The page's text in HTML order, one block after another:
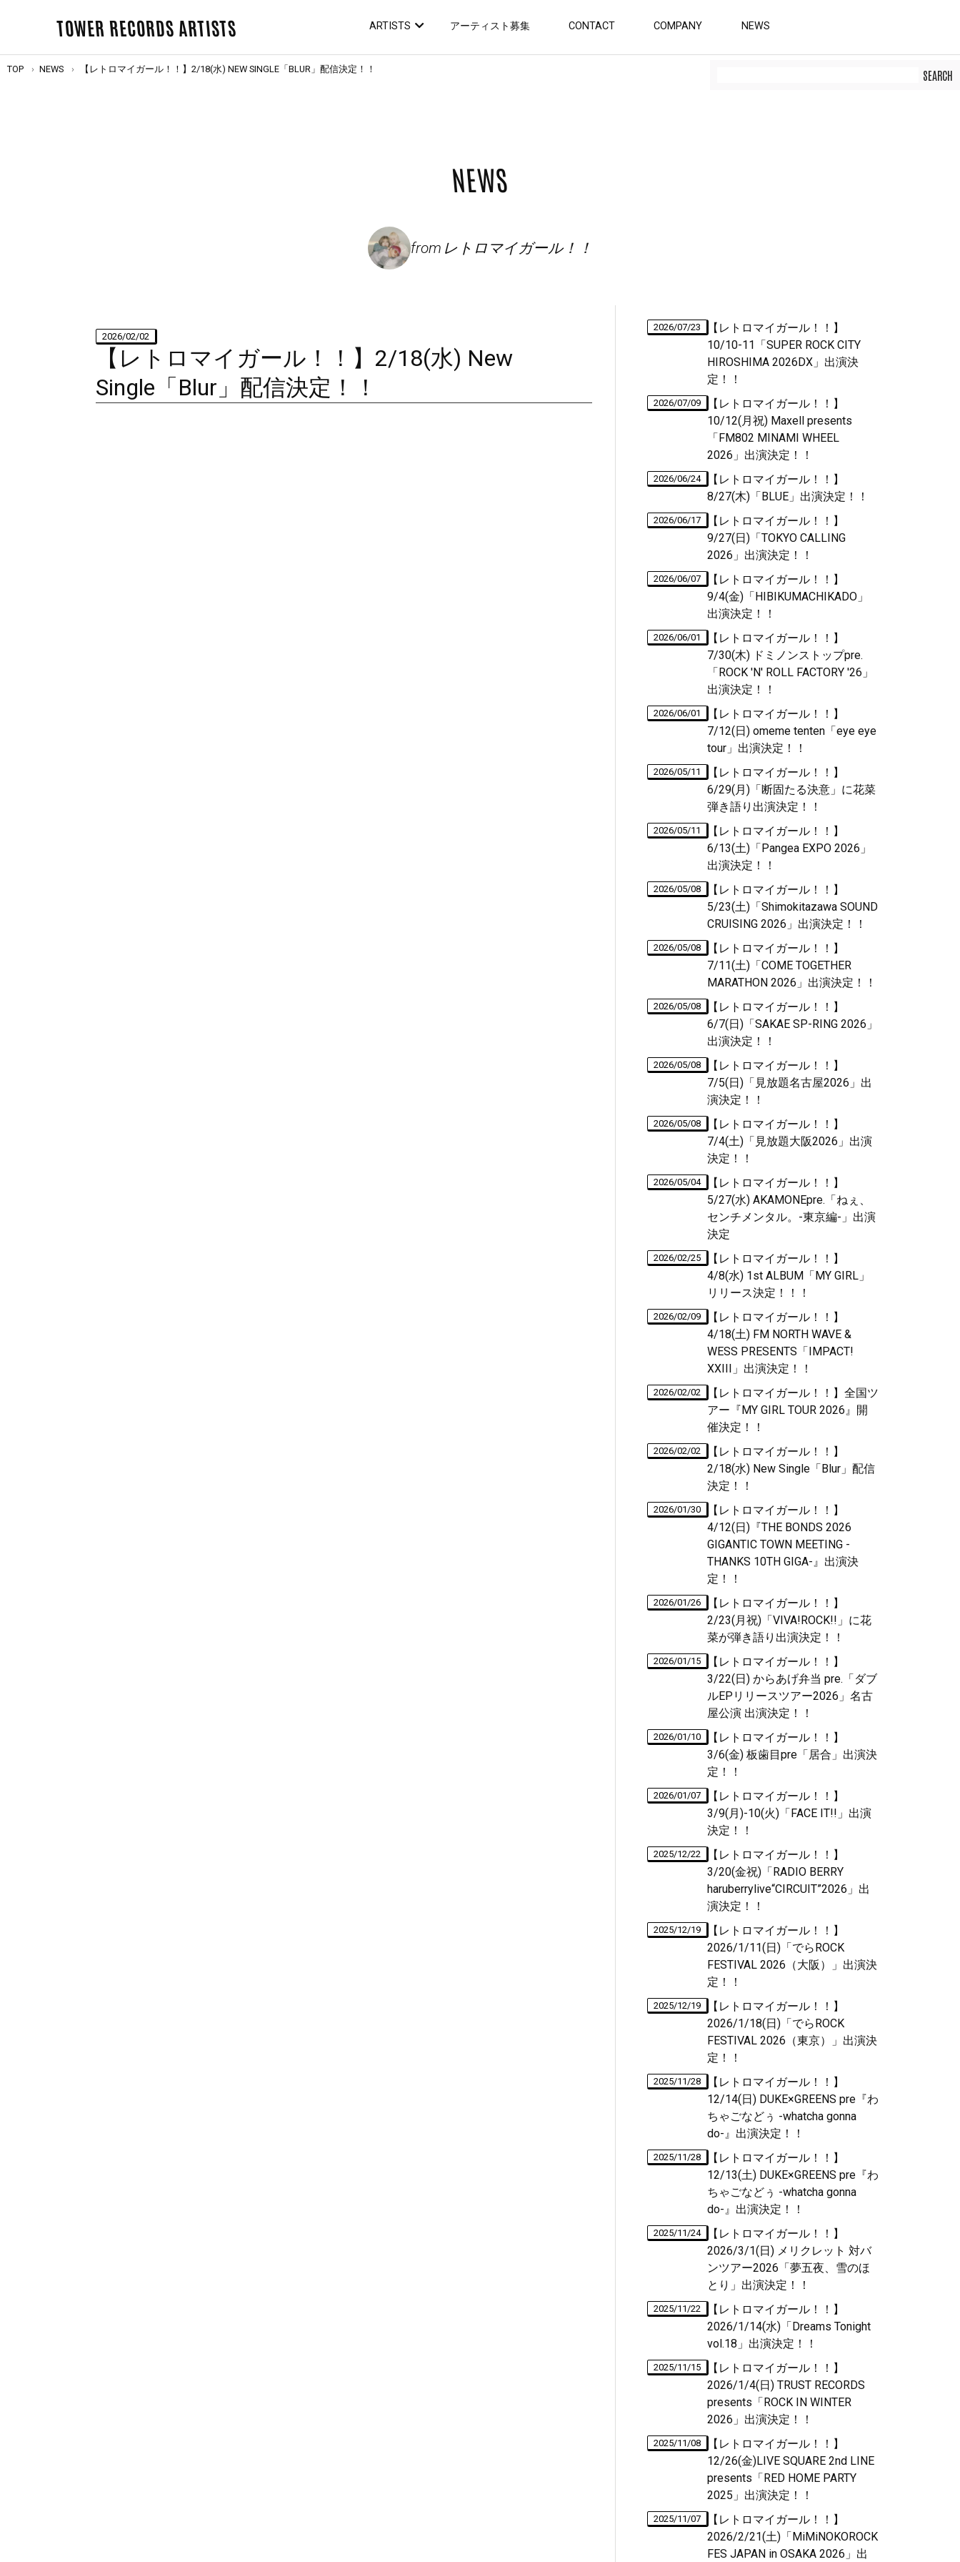
TOWER RECORDS ARTISTS ARTISTS アーティスト募集 CONTACT COMPANY NEWS
TOP NEWS 【レトロマイガール！！】2/18(水) NEW SINGLE「BLUR」配信決定！！
NEWS
from レトロマイガール！！
2026/02/02
【レトロマイガール！！】2/18(水) New
Single「Blur」配信決定！！
2026/07/23
【レトロマイガール！！】
10/10-11「SUPER ROCK CITY
HIROSHIMA 2026DX」出演決
定！！
2026/07/09
【レトロマイガール！！】
10/12(月祝) Maxell presents
「FM802 MINAMI WHEEL
2026」出演決定！！
2026/06/24
【レトロマイガール！！】
8/27(木)「BLUE」出演決定！！
2026/06/17
【レトロマイガール！！】
9/27(日)「TOKYO CALLING
2026」出演決定！！
2026/06/07
【レトロマイガール！！】
9/4(金)「HIBIKUMACHIKADO」
出演決定！！
2026/06/01
【レトロマイガール！！】
7/30(木) ドミノンストップpre.
「ROCK 'N' ROLL FACTORY '26」
出演決定！！
2026/06/01
【レトロマイガール！！】
7/12(日) omeme tenten「eye eye
tour」出演決定！！
2026/05/11
【レトロマイガール！！】
6/29(月)「断固たる決意」に花菜
弾き語り出演決定！！
2026/05/11
【レトロマイガール！！】
6/13(土)「Pangea EXPO 2026」
出演決定！！
2026/05/08
【レトロマイガール！！】
5/23(土)「Shimokitazawa SOUND
CRUISING 2026」出演決定！！
2026/05/08
【レトロマイガール！！】
7/11(土)「COME TOGETHER
MARATHON 2026」出演決定！！
2026/05/08
【レトロマイガール！！】
6/7(日)「SAKAE SP-RING 2026」
出演決定！！
2026/05/08
【レトロマイガール！！】
7/5(日)「見放題名古屋2026」出
演決定！！
2026/05/08
【レトロマイガール！！】
7/4(土)「見放題大阪2026」出演
決定！！
2026/05/04
【レトロマイガール！！】
5/27(水) AKAMONEpre.「ねぇ、
センチメンタル。-東京編-」出演
決定
2026/02/25
【レトロマイガール！！】
4/8(水) 1st ALBUM「MY GIRL」
リリース決定！！！
2026/02/09
【レトロマイガール！！】
4/18(土) FM NORTH WAVE &
WESS PRESENTS「IMPACT!
XXIII」出演決定！！
2026/02/02
【レトロマイガール！！】全国ツ
アー『MY GIRL TOUR 2026』開
催決定！！
2026/02/02
【レトロマイガール！！】
2/18(水) New Single「Blur」配信
決定！！
2026/01/30
【レトロマイガール！！】
4/12(日)『THE BONDS 2026
GIGANTIC TOWN MEETING -
THANKS 10TH GIGA-』出演決
定！！
2026/01/26
【レトロマイガール！！】
2/23(月祝)「VIVA!ROCK!!」に花
菜が弾き語り出演決定！！
2026/01/15
【レトロマイガール！！】
3/22(日) からあげ弁当 pre.「ダブ
ルEPリリースツアー2026」名古
屋公演 出演決定！！
2026/01/10
【レトロマイガール！！】
3/6(金) 板歯目pre「居合」出演決
定！！
2026/01/07
【レトロマイガール！！】
3/9(月)-10(火)「FACE IT!!」出演
決定！！
2025/12/22
【レトロマイガール！！】
3/20(金祝)「RADIO BERRY
haruberrylive“CIRCUIT”2026」出
演決定！！
2025/12/19
【レトロマイガール！！】
2026/1/11(日)「でらROCK
FESTIVAL 2026（大阪）」出演決
定！！
2025/12/19
【レトロマイガール！！】
2026/1/18(日)「でらROCK
FESTIVAL 2026（東京）」出演決
定！！
2025/11/28
【レトロマイガール！！】
12/14(日) DUKE×GREENS pre『わ
ちゃごなどぅ -whatcha gonna
do-』出演決定！！
2025/11/28
【レトロマイガール！！】
12/13(土) DUKE×GREENS pre『わ
ちゃごなどぅ -whatcha gonna
do-』出演決定！！
2025/11/24
【レトロマイガール！！】
2026/3/1(日) メリクレット 対バ
ンツアー2026「夢五夜、雪のほ
とり」出演決定！！
2025/11/22
【レトロマイガール！！】
2026/1/14(水)「Dreams Tonight
vol.18」出演決定！！
2025/11/15
【レトロマイガール！！】
2026/1/4(日) TRUST RECORDS
presents「ROCK IN WINTER
2026」出演決定！！
2025/11/08
【レトロマイガール！！】
12/26(金)LIVE SQUARE 2nd LINE
presents「RED HOME PARTY
2025」出演決定！！
2025/11/07
【レトロマイガール！！】
2026/2/21(土)「MiMiNOKOROCK
FES JAPAN in OSAKA 2026」出